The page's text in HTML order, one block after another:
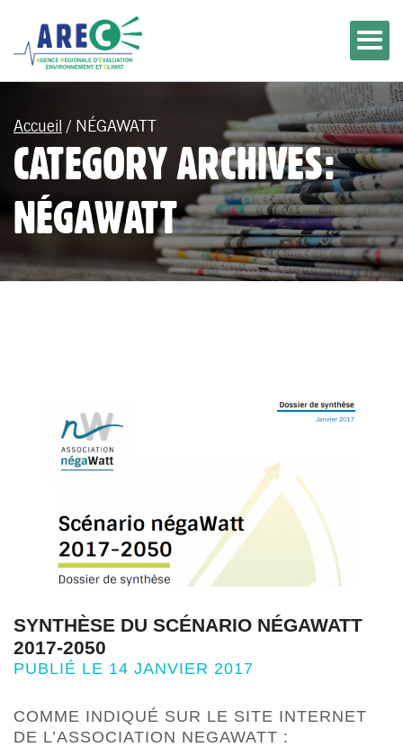
Accueil / NÉGAWATT
CATEGORY ARCHIVES:
NÉGAWATT
SYNTHÈSE DU SCÉNARIO NÉGAWATT
2017-2050
PUBLIÉ LE 14 JANVIER 2017
COMME INDIQUÉ SUR LE SITE INTERNET
DE L’ASSOCIATION NEGAWATT :